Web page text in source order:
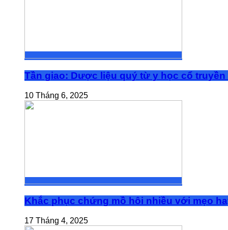
Tần giao: Dược liệu quý từ y học cổ truyền
10 Tháng 6, 2025
Khắc phục chứng mồ hôi nhiều với mẹo
17 Tháng 4, 2025